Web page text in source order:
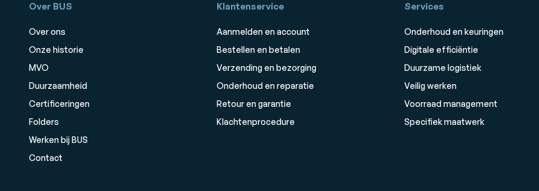
Over BUS
Over ons
Onze historie
MVO
Duurzaamheid
Certificeringen
Folders
Werken bij BUS
Contact
Klantenservice
Aanmelden en account
Bestellen en betalen
Verzending en bezorging
Onderhoud en reparatie
Retour en garantie
Klachtenprocedure
Services
Onderhoud en keuringen
Digitale efficiëntie
Duurzame logistiek
Veilig werken
Voorraad management
Specifiek maatwerk